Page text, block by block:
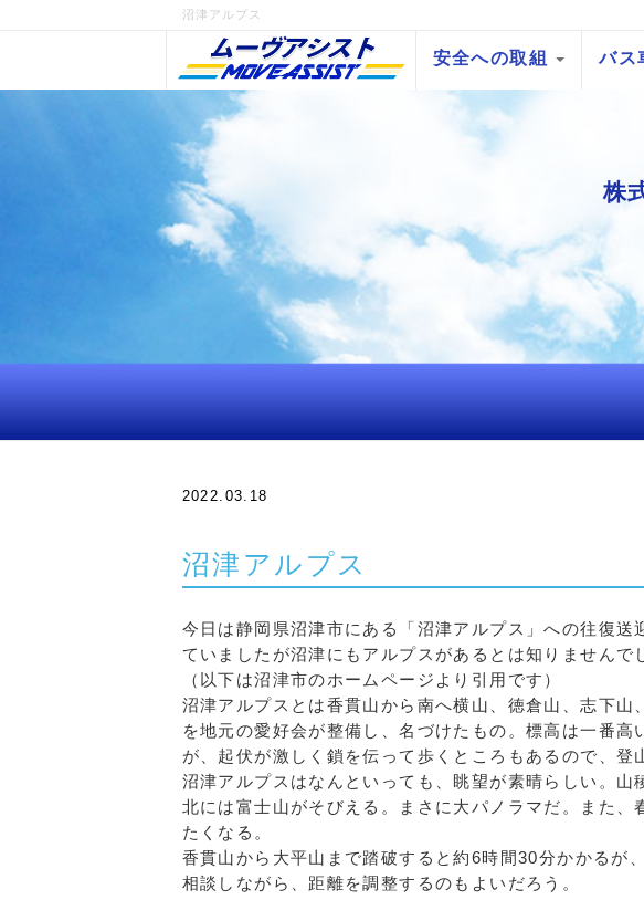
沼津アルプス
安全への取組 バス
株
2022.03.18
沼津アルプス
今日は静岡県沼津市にある「沼津アルプス」への往復
ていましたが沼津にもアルプスがあるとは知りませんで
（以下は沼津市のホームページより引用です）
沼津アルプスとは香貫山から南へ横山、徳倉山、志下
を地元の愛好会が整備し、名づけたもの。標高は一番
が、起伏が激しく鎖を伝って歩くところもあるので、登
沼津アルプスはなんといっても、眺望が素晴らしい。山
北には富士山がそびえる。まさに大パノラマだ。また
たくなる。
香貫山から大平山まで踏破すると約6時間30分かかるが
相談しながら、距離を調整するのもよいだろう。